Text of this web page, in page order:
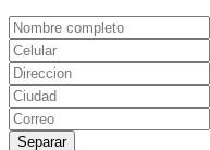
Separar